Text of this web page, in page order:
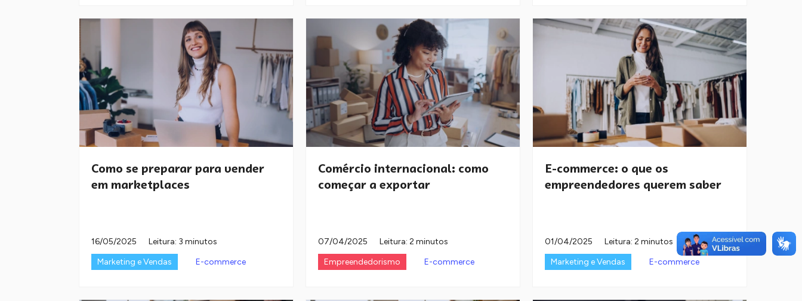
Como se preparar para vender
em marketplaces
16/05/2025
Leitura: 3 minutos
Marketing e Vendas
E-commerce
Comércio internacional: como
começar a exportar
07/04/2025
Leitura: 2 minutos
Empreendedorismo
E-commerce
E-commerce: o que os
empreendedores querem saber
01/04/2025
Leitura: 2 minutos
Marketing e Vendas
E-commerce